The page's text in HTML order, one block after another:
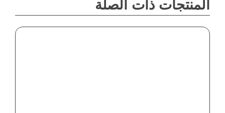
المنتجات ذات الصلة